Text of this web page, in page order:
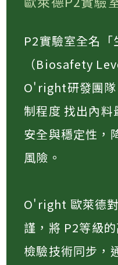
P2實驗室全名「
（Biosafety
O'right研發團隊
制程度 找出內
安全與穩定性，
風險​。
O'right 歐萊德
謹，將 P2等級
檢驗技術同步，